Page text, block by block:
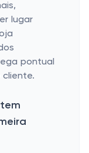
lugar
pontual